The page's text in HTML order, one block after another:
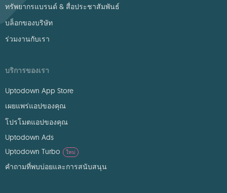
ทรัพยากรแบรนด์ & สื่อประชาสัมพันธ์
บล็อกของบริษัท
ร่วมงานกับเรา
บริการของเรา
Uptodown App Store
เผยแพร่แอปของคุณ
โปรโมตแอปของคุณ
Uptodown Ads
Uptodown Turbo
ใหม่
คำถามที่พบบ่อยและการสนับสนุน